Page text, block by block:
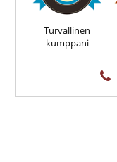
Turvallinen
kumppani